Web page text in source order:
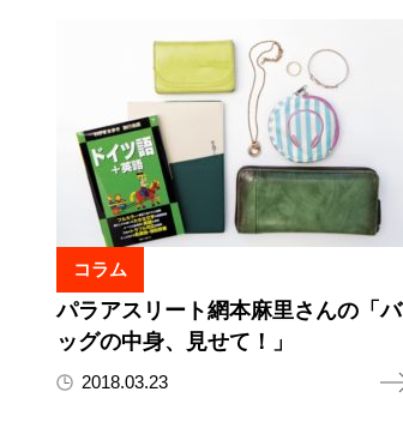
コラム
パラアスリート網本麻里さんの「バ
ッグの中身、見せて！」
2018.03.23